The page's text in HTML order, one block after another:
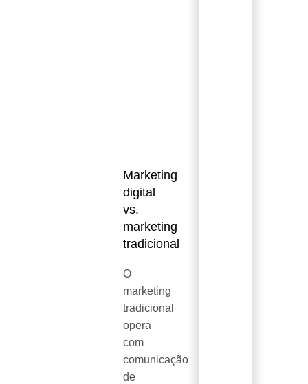
Marketing
digital
vs.
marketing
tradicional
O
marketing
tradicional
opera
com
comunicação
de